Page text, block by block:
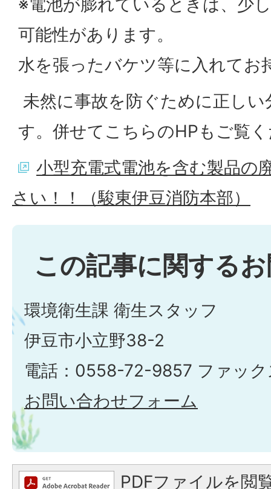
※電池が膨れているときは、少
可能性があります。
水を張ったバケツ等に入れてお
未然に事故を防ぐために正し
す。併せてこちらのHPもご覧
小型充電式電池を含む製品の
さい！！（駿東伊豆消防本部）
この記事に関する
環境衛生課 衛生スタッフ
伊豆市小立野38-2
電話：0558-72-9857 ファッ
お問い合わせフォーム
PDFファイルを閲